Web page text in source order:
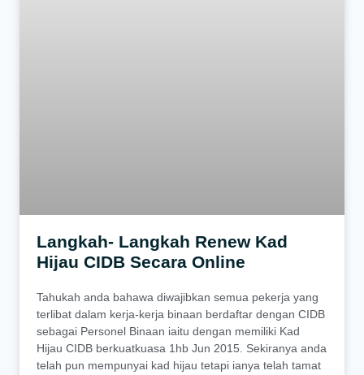
Langkah- Langkah Renew Kad
Hijau CIDB Secara Online
Tahukah anda bahawa diwajibkan semua pekerja yang
terlibat dalam kerja-kerja binaan berdaftar dengan CIDB
sebagai Personel Binaan iaitu dengan memiliki Kad
Hijau CIDB berkuatkuasa 1hb Jun 2015. Sekiranya anda
telah pun mempunyai kad hijau tetapi ianya telah tamat